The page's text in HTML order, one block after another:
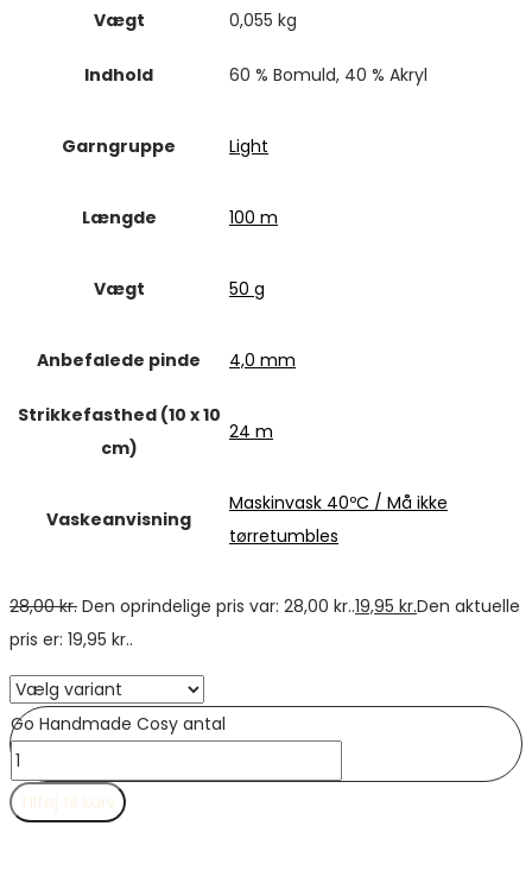
Vægt 0,055 kg
Indhold 60 % Bomuld, 40 % Akryl
Garngruppe Light
Længde 100 m
Vægt 50 g
Anbefalede pinde 4,0 mm
Strikkefasthed (10 x 10
cm)
24 m
Vaskeanvisning
Maskinvask 40ºC / Må ikke
tørretumbles
28,00kr. Den oprindelige pris var: 28,00 kr..19,95 kr.Den aktuelle
pris er: 19,95 kr..
Go Handmade Cosy antal
Tilføj til kurv